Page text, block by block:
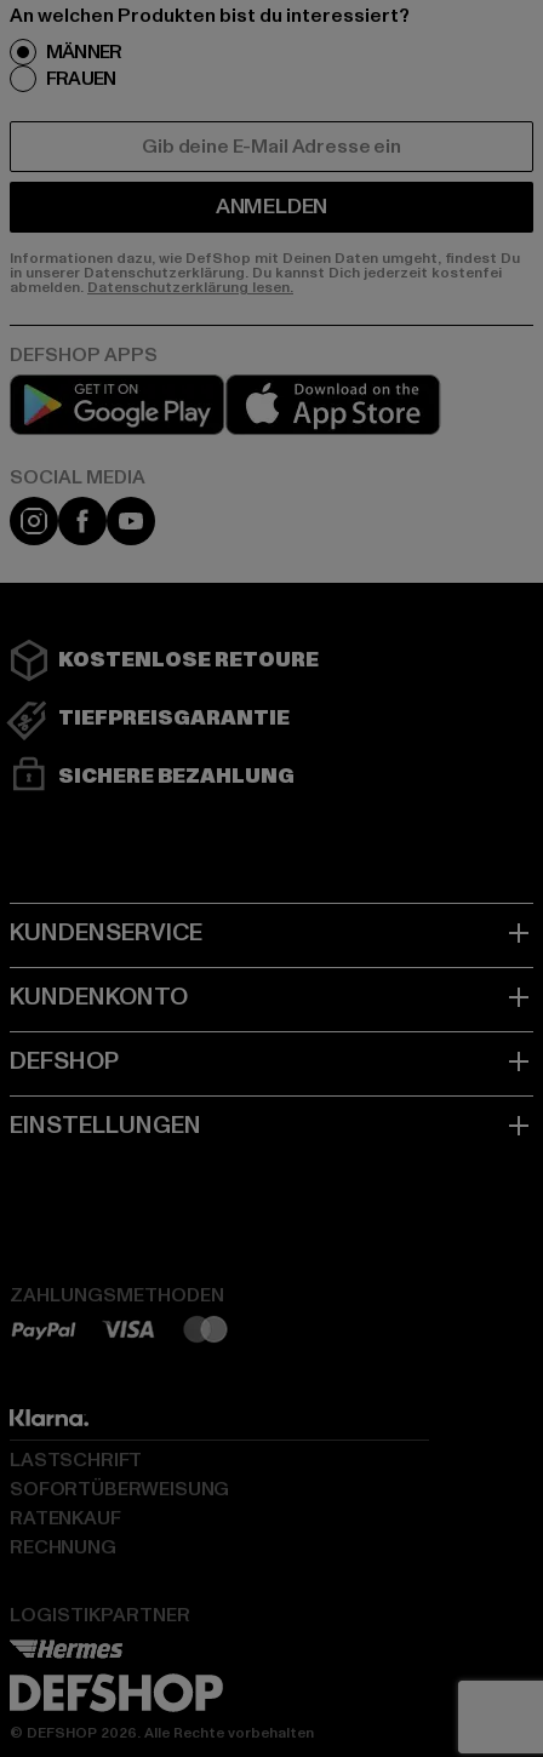
An welchen Produkten bist du interessiert?
MÄNNER
FRAUEN
ANMELDEN
Informationen dazu, wie DefShop mit Deinen Daten umgeht, findest Du
in unserer Datenschutzerklärung. Du kannst Dich jederzeit kostenfei
abmelden. Datenschutzerklärung lesen.
Play market
Instagram
FacebookYouTube
KOSTENLOSE RETOURE
TIEFPREISGARANTIE
SICHERE BEZAHLUNG
ZAHLUNGSMETHODEN
LOGISTIKPARTNER
LASTSCHRIFT
SOFORTÜBERWEISUNG
RATENKAUF
RECHNUNG
© DEFSHOP 2026. Alle Rechte vorbehalten